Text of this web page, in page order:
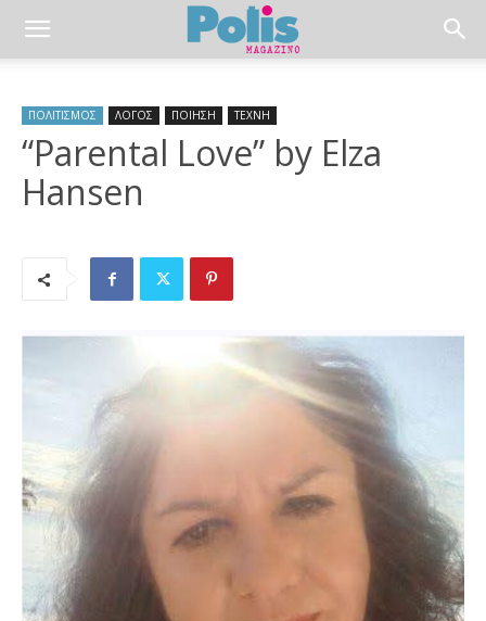
ΠΟΛΙΤΙΣΜΟΣ ΛΟΓΟΣ ΠΟΙΗΣΗ ΤΕΧΝΗ
“Parental Love” by Elza
Hansen